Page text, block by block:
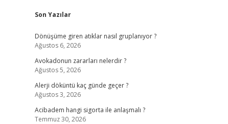
Sidebar
Son Yazılar
Dönüşüme giren atıklar nasıl gruplanıyor ?
Ağustos 6, 2026
Avokadonun zararları nelerdir ?
Ağustos 5, 2026
Alerji döküntü kaç günde geçer ?
Ağustos 3, 2026
Acibadem hangi sigorta ile anlaşmalı ?
Temmuz 30, 2026